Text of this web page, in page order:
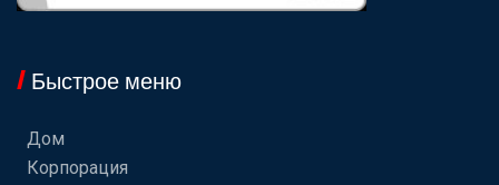
Быстрое меню
Дом
Корпорация